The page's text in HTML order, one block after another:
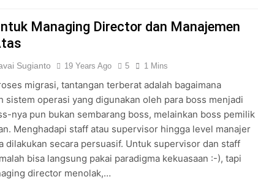
Managing Director dan Manajemen
Sugianto 19 Years Ago 5 1 Mins
migrasi, tantangan terberat adalah bagaimana
sistem operasi yang digunakan oleh para boss menjadi
nya pun bukan sembarang boss, melainkan boss pemilik
Menghadapi staff atau supervisor hingga level manajer
dilakukan secara persuasif. Untuk supervisor dan staff
bisa langsung pakai paradigma kekuasaan :-), tapi
director menolak,…